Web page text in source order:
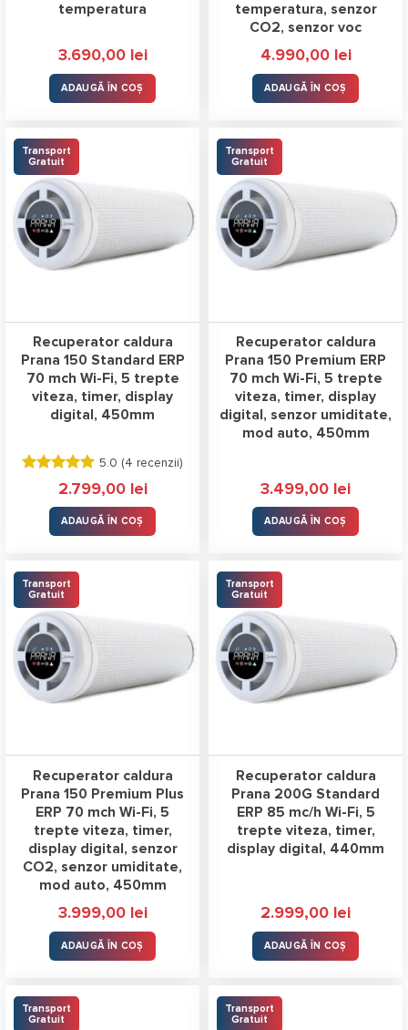
temperatura
3.690,00 lei
ADAUGĂ ÎN COȘ
temperatura, senzor
CO2, senzor voc
4.990,00 lei
ADAUGĂ ÎN COȘ
Transport
Gratuit
Recuperator caldura
Prana 150 Standard ERP
70 mch Wi-Fi, 5 trepte
viteza, timer, display
digital, 450mm
Evaluat la
stele
din 5
5.0 (4 recenzii)
2.799,00 lei
ADAUGĂ ÎN COȘ
Transport
Gratuit
Recuperator caldura
Prana 150 Premium ERP
70 mch Wi-Fi, 5 trepte
viteza, timer, display
digital, senzor umiditate,
mod auto, 450mm
3.499,00 lei
ADAUGĂ ÎN COȘ
Transport
Gratuit
Recuperator caldura
Prana 150 Premium Plus
ERP 70 mch Wi-Fi, 5
trepte viteza, timer,
display digital, senzor
CO2, senzor umiditate,
mod auto, 450mm
3.999,00 lei
ADAUGĂ ÎN COȘ
Transport
Gratuit
Recuperator caldura
Prana 200G Standard
ERP 85 mc/h Wi-Fi, 5
trepte viteza, timer,
display digital, 440mm
2.999,00 lei
ADAUGĂ ÎN COȘ
Transport
Gratuit
Transport
Gratuit